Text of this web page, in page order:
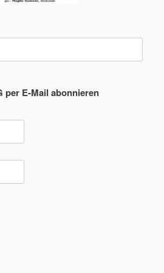
per E-Mail abonnieren